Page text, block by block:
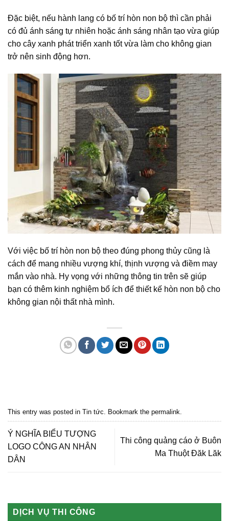
Đặc biệt, nếu hành lang có bố trí hòn non bộ thì cần phải
có đủ ánh sáng tự nhiên hoặc ánh sáng nhân tạo vừa giúp
cho cây xanh phát triển xanh tốt vừa làm cho không gian
trở nên sinh động hơn.
Với việc bố trí hòn non bộ theo đúng phong thủy cũng là
cách để mang nhiều vượng khí, thịnh vượng và điềm may
mắn vào nhà. Hy vọng với những thông tin trên sẽ giúp
bạn có thêm kinh nghiệm bổ ích để thiết kế hòn non bộ cho
không gian nội thất nhà mình.
This entry was posted in Tin tức . Bookmark the permalink
Ý NGHĨA BIỂU TƯỢNG
LOGO CÔNG AN NHÂN
DÂN
Thi công quảng cáo ở Buôn
Ma Thuột Đăk Lăk
DỊCH VỤ THI CÔNG